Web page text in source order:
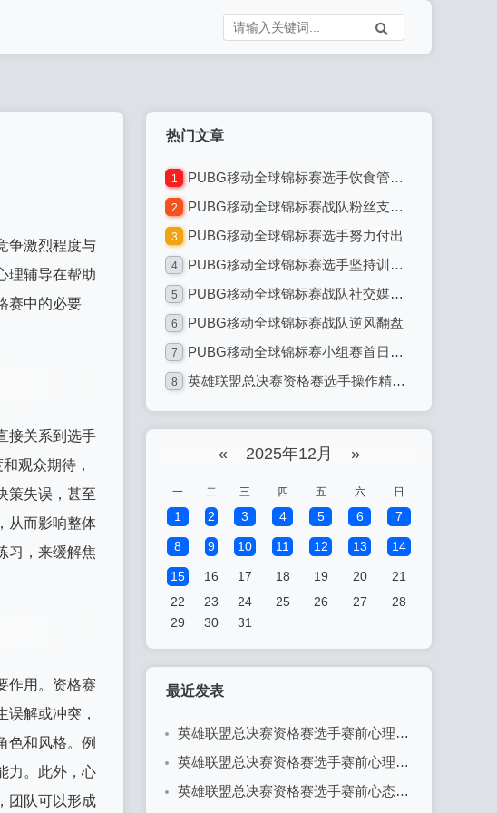
争激烈程度与
理辅导在帮助
赛中的必要
接关系到选手
观众期待，
策失误，甚至
从而影响整体
习，来缓解焦
作用。资格赛
解或冲突，
色和风格。例
力。此外，心
团队可以形成
热门文章
1 PUBG移动全球锦标赛选手饮食管理：专业电竞选手的饮食之道
2 PUBG移动全球锦标赛战队粉丝支持热情高涨
3 PUBG移动全球锦标赛选手努力付出
4 PUBG移动全球锦标赛选手坚持训练不懈
5 PUBG移动全球锦标赛战队社交媒体互动
6 PUBG移动全球锦标赛战队逆风翻盘
7 PUBG移动全球锦标赛小组赛首日：激烈对决引爆全球电竞热潮
8 英雄联盟总决赛资格赛选手操作精准无误：电竞巅峰的精准艺术
« 2025年12月 »
一 二 三 四 五 六 日
1 2 3 4 5 6 7
8 9 10 11 12 13 14
15 16 17 18 19 20
21
22
23 24 25 26 27
28
29
30 31
最近发表
英雄联盟总决赛资格赛选手赛前心理辅导：决胜心态的关键
英雄联盟总决赛资格赛选手赛前心理准备：决胜于心态之间
英雄联盟总决赛资格赛选手赛前心态调整的重要性